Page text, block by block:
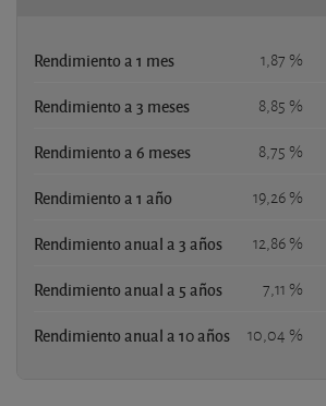
Rendimiento a 1 mes 1,87 %
Rendimiento a 3 meses 8,85 %
Rendimiento a 6 meses 8,75 %
Rendimiento a 1 año 19,26 %
Rendimiento anual a 3 años 12,86 %
Rendimiento anual a 5 años 7,11 %
Rendimiento anual a 10 años 10,04 %